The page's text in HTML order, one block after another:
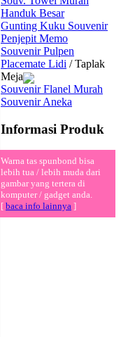
Handuk Besar
Gunting Kuku Souvenir
Penjepit Memo
Souvenir Pulpen
Placemate Lidi / Taplak
Meja
Souvenir Flanel Murah
Souvenir Aneka
Informasi Produk
Warna tas spunbond bisa
lebih tua / lebih muda dari
gambar yang tertera di
komputer / gadget anda.
[ baca info lainnya ]